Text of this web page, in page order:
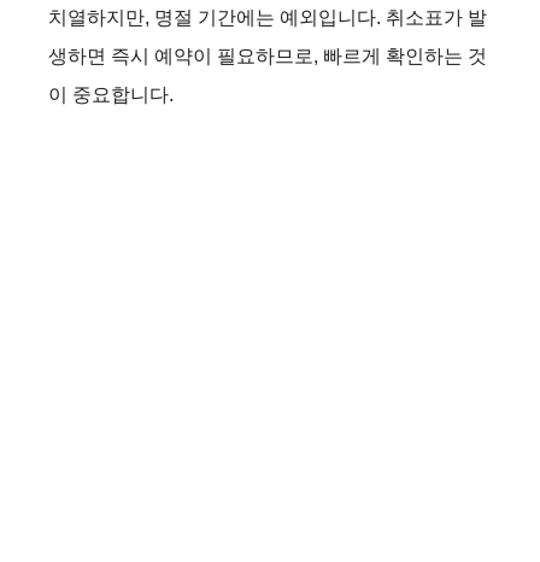
치열하지만, 명절 기간에는 예외입니다. 취소표가 발
생하면 즉시 예약이 필요하므로, 빠르게 확인하는 것
이 중요합니다.